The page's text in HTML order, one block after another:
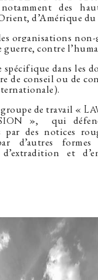
des
d’Amérique du
organisations non-
guerre, contre
spécifique dans les
de conseil ou de
de travail «
», qui
par des notices
d’autres formes
et